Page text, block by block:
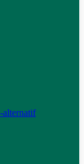
alternatif